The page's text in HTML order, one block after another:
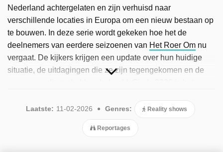
Nederland achtergelaten en zijn verhuisd naar
verschillende locaties in Europa om een nieuw bestaan op
te bouwen. In deze serie wordt gekeken hoe het de
deelnemers van eerdere seizoenen van Het Roer Om nu
vergaat. De kijkers krijgen een update over hun huidige
situatie, de uitdagingen die ze zijn tegengekomen en de
uitgezonden, de meest recente in februari 2026.
Laatste: 11-02-2026 Genres: Reality shows
Reportages